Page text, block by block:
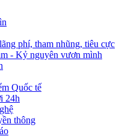
phí, tham nhũng, tiêu cực
- Kỷ nguyên vươn mình
Quốc tế
24h
thông